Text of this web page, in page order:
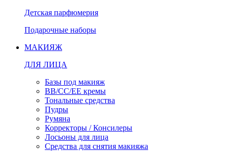
Детская парфюмерия
Подарочные наборы
МАКИЯЖ
ДЛЯ ЛИЦА
Базы под макияж
BB/CC/EE кремы
Тональные средства
Пудры
Румяна
Корректоры / Консилеры
Лосьоны для лица
Средства для снятия макияжа